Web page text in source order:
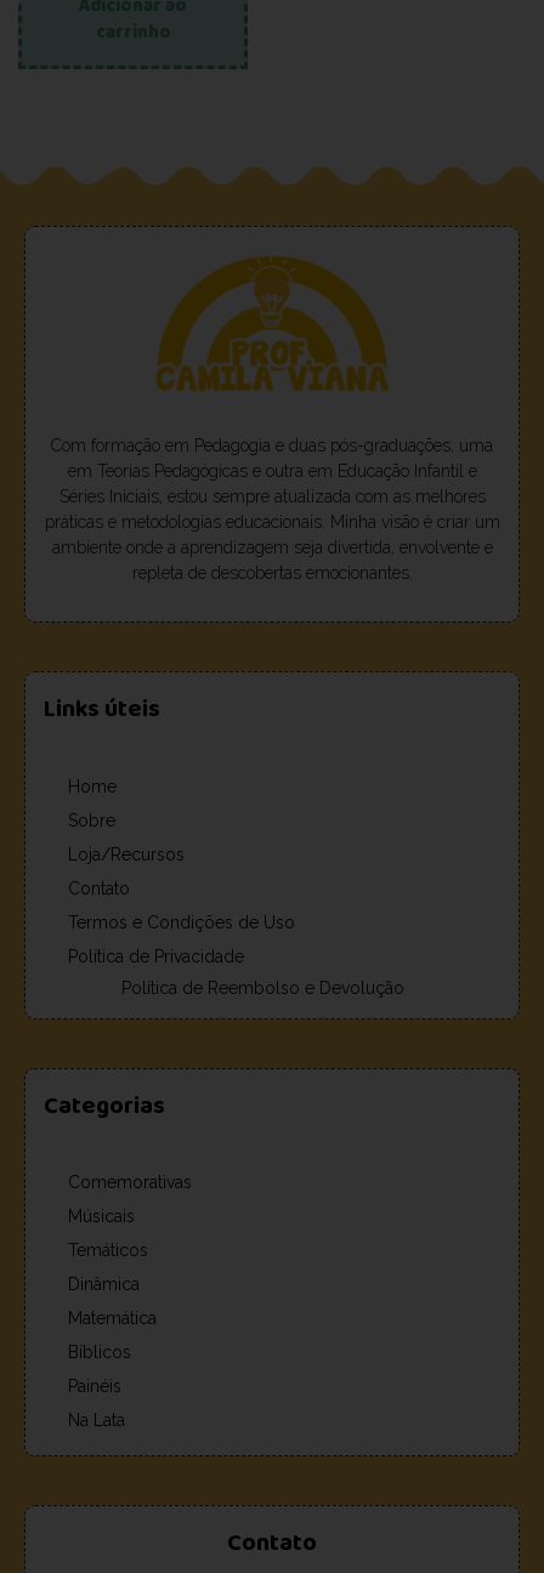
carrinho
Com formação em Pedagogia e duas pós-graduações, uma
em Teorias Pedagógicas e outra em Educação Infantil e
Séries Iniciais, estou sempre atualizada com as melhores
práticas e metodologias educacionais. Minha visão é criar um
ambiente onde a aprendizagem seja divertida, envolvente e
repleta de descobertas emocionantes.
Links úteis
Home
Sobre
Loja/Recursos
Contato
Termos e Condições de Uso
Política de Privacidade
Política de Reembolso e Devolução
Categorias
Comemorativas
Músicais
Temáticos
Dinâmica
Matemática
Bíblicos
Painéis
Na Lata
Contato